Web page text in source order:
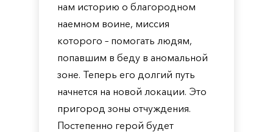
нам историю о благородном
наемном воине, миссия
которого – помогать людям,
попавшим в беду в аномальной
зоне. Теперь его долгий путь
начнется на новой локации. Это
пригород зоны отчуждения.
Постепенно герой будет